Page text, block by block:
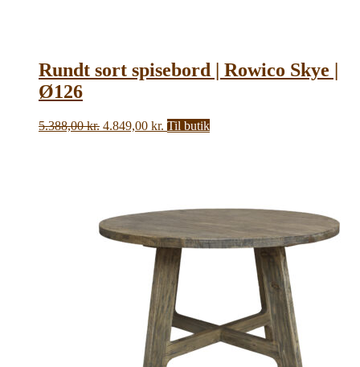
Rundt sort spisebord | Rowico Skye |
Ø126
5.388,00kr. Den
4.849,00 kr. Den
Til butik